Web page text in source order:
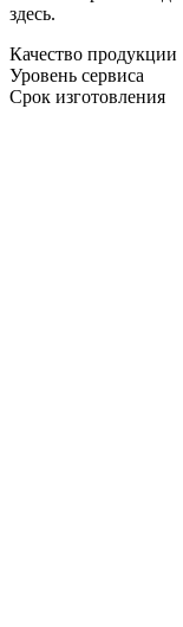
здесь.
Качество продукции
Уровень сервиса
Срок изготовления